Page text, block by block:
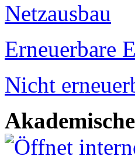
Netzausbau
Erneuerbare
Nicht